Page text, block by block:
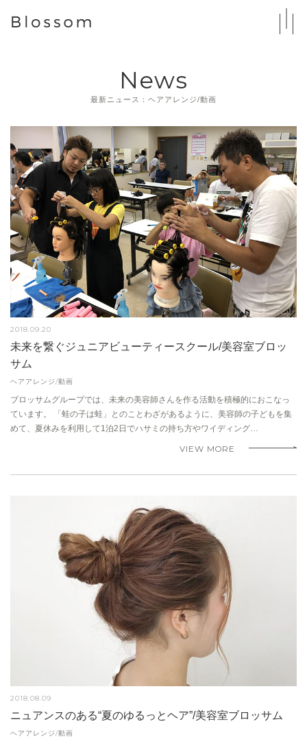
News
最新ニュース：ヘアアレンジ/動画
2018.09.20
未来を繋ぐジュニアビューティースクール/美容室ブロッ
サム
ヘアアレンジ/動画
ブロッサムグループでは、未来の美容師さんを作る活動を積極的におこなっ
ています。 「蛙の子は蛙」とのことわざがあるように、美容師の子どもを集
めて、夏休みを利用して1泊2日でハサミの持ち方やワイディング…
VIEW MORE
2018.08.09
ニュアンスのある“夏のゆるっとヘア”/美容室ブロッサム
ヘアアレンジ/動画